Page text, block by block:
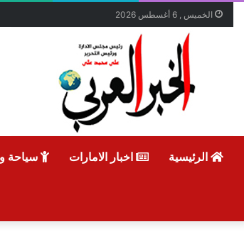
الخميس , 6 أغسطس 2026
الرئيسية اخبار الامارات سياحة